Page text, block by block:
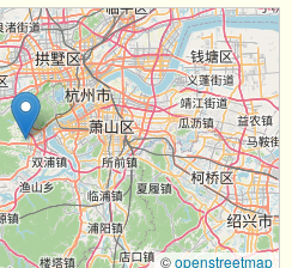
©openstreetmap